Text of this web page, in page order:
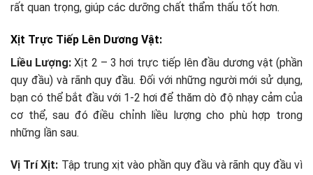
rất quan trọng, giúp các dưỡng chất thẩm thấu tốt hơn.
Xịt Trực Tiếp Lên Dương Vật:
Liều Lượng: Xịt 2 – 3 hơi trực tiếp lên đầu dương vật (phần
quy đầu) và rãnh quy đầu. Đối với những người mới sử dụng,
bạn có thể bắt đầu với 1-2 hơi để thăm dò độ nhạy cảm của
cơ thể, sau đó điều chỉnh liều lượng cho phù hợp trong
những lần sau.
Vị Trí Xịt: Tập trung xịt vào phần quy đầu và rãnh quy đầu vì